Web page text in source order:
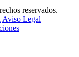
reservados.
Aviso Legal